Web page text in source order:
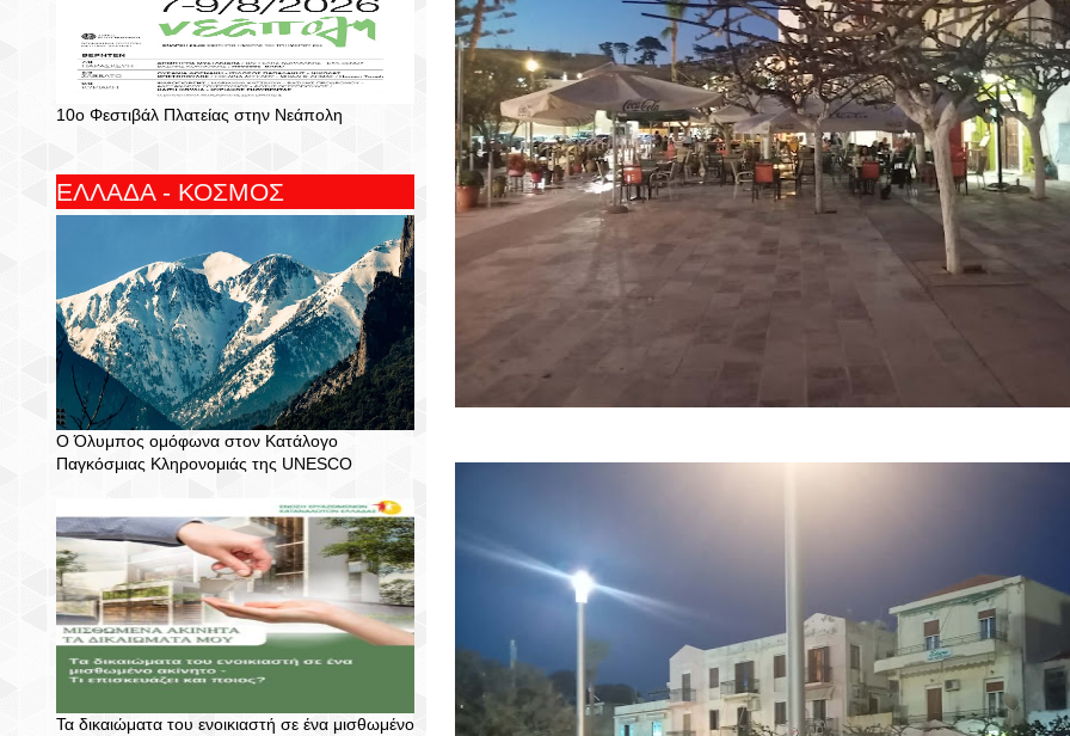
10ο Φεστιβάλ Πλατείας στην Νεάπολη
ΕΛΛΑΔΑ - ΚΟΣΜΟΣ
Ο Όλυμπος ομόφωνα στον Κατάλογο
Παγκόσμιας Κληρονομιάς της UNESCO
Τα δικαιώματα του ενοικιαστή σε ένα μισθωμένο